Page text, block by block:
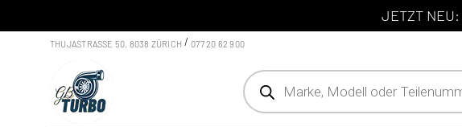
JETZT
Skip to contentTHUJASTRASSE 50, 8038 ZÜRICH /077 20 62 900
Products search